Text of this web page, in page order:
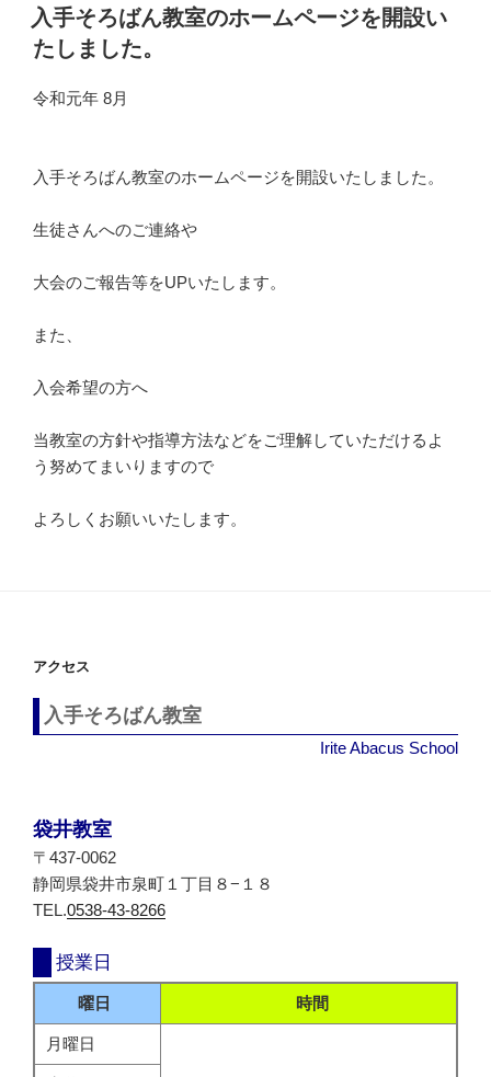
稿
日:
入手そろばん教室のホームページを開設い
たしました。
令和元年 8月
入手そろばん教室のホームページを開設いたしました。
生徒さんへのご連絡や
大会のご報告等をUPいたします。
また、
入会希望の方へ
当教室の方針や指導方法などをご理解していただけるよ
う努めてまいりますので
よろしくお願いいたします。
アクセス
入手そろばん教室
Irite Abacus School
袋井教室
〒437-0062
静岡県袋井市泉町１丁目８−１８
TEL.0538-43-8266
授業日
曜日 時間
月曜日